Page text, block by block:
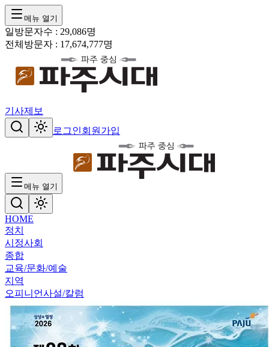
메뉴 열기
일방문자수 : 29,086명
전체방문자 : 17,674,777명
기사제보
로그인회원가입
메뉴 열기
HOME
정치
시정사회
종합
교육/문화/예술
지역
오피니언사설/칼럼